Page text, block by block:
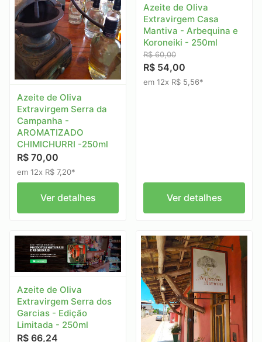
Azeite de Oliva
Extravirgem Serra da
Campanha -
AROMATIZADO
CHIMICHURRI -250ml
R$ 70,00
em 12x R$ 7,20*
Ver detalhes
Azeite de Oliva
Extravirgem Casa
Mantiva - Arbequina e
Koroneiki - 250ml
R$ 60,00
R$ 54,00
em 12x R$ 5,56*
Ver detalhes
Azeite de Oliva
Extravirgem Serra dos
Garcias - Edição
Limitada - 250ml
R$ 66,24